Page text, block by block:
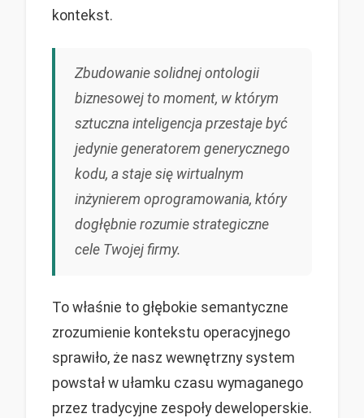
kontekst.
Zbudowanie solidnej ontologii
biznesowej to moment, w którym
sztuczna inteligencja przestaje być
jedynie generatorem generycznego
kodu, a staje się wirtualnym
inżynierem oprogramowania, który
dogłębnie rozumie strategiczne
cele Twojej firmy.
To właśnie to głębokie semantyczne
zrozumienie kontekstu operacyjnego
sprawiło, że nasz wewnętrzny system
powstał w ułamku czasu wymaganego
przez tradycyjne zespoły deweloperskie.